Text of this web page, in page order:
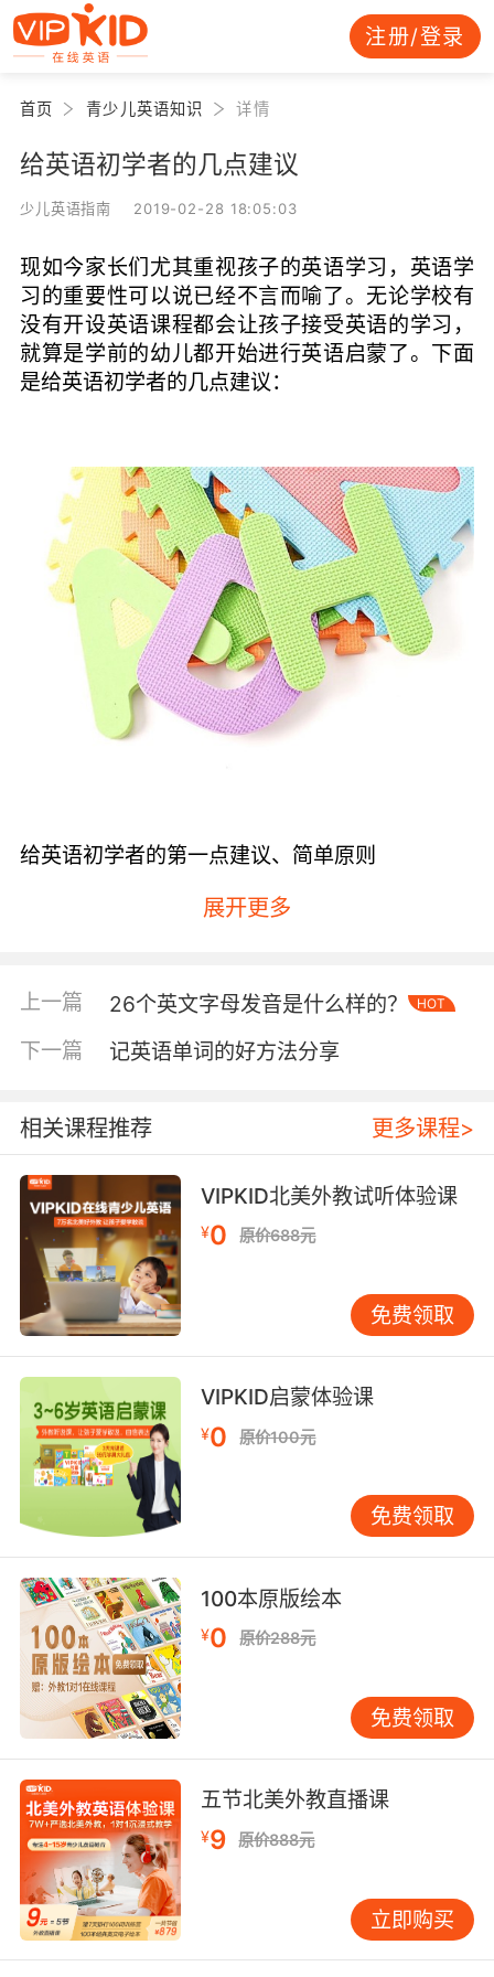
注册/登录
首页 青少儿英语知识 详情
给英语初学者的几点建议
少儿英语指南 2019-02-28 18:05:03
现如今家长们尤其重视孩子的英语学习，英语学
习的重要性可以说已经不言而喻了。无论学校有
没有开设英语课程都会让孩子接受英语的学习，
就算是学前的幼儿都开始进行英语启蒙了。下面
是给英语初学者的几点建议：
给英语初学者的第一点建议、简单原则
学习英语一定要从最简单的开始，尤其是对于刚
语都要遵守简单的原则，这样可以帮助培养起孩
子的成就感和学习自信心，进一步激发孩子学习
英语的兴趣，这对于孩子日后更为长远的英语学
打好基础才能进行更长远的学习。
给英语初学者的第二点建议、量的原则
要知道学习英语必须要靠量的积累，很多人学习
英语都有这样一个误区：就是认为一本书就代表
一个水平，学完一本书就认为自己的英语达到一
实英语的学习是有一个“点-线-面”的关系，一本学
习材料只是英语学习中的一个点，而无数的点才
能连成线，更多的线最终才能形成一个面。那么
学习英语千万不要局限于一本书或者一套学习材
料，应该注重量的积累才能促成质变的飞跃。
给英语初学者的第三点建议、重复原则
英语中有句谚语是这样的"Repetition is the
mother of skills”，说的就是重复是技能之母。我
们学习英语肯定离不开不断的重复，就像是英语
以及自己背会的单词只有经过不断的重复才能记
得更加牢固。因此建议大家可以将量的积累和重
复原则放在一起，这样对于自己英语水平的提升
是比较有帮助的。
给英语初学者的最后一点建议就是善于模仿，模
展开更多
上一篇 26个英文字母发音是什么样的？ HOT
下一篇 记英语单词的好方法分享
相关课程推荐 更多课程>
VIPKID北美外教试听体验课
¥0 原价688元
免费领取
VIPKID启蒙体验课
¥0 原价100元
免费领取
100本原版绘本
¥0 原价288元
免费领取
五节北美外教直播课
¥9 原价888元
立即购买